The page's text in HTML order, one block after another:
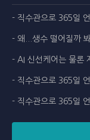
- 직수관으로 365일
- 왜...생수 떨어질까
- AI 신선케어는 물론
- 직수관으로 365일
- 직수관으로 365일